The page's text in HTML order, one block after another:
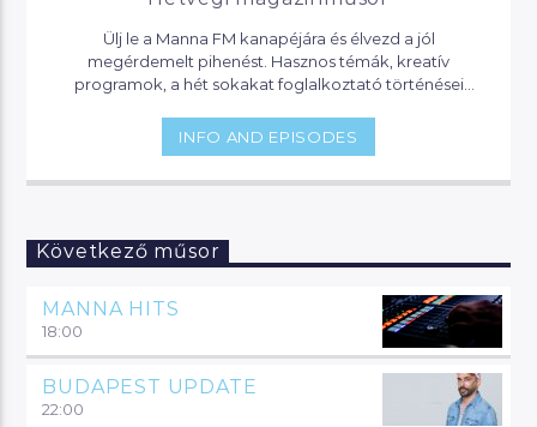
Ülj le a Manna FM kanapéjára és élvezd a jól
megérdemelt pihenést. Hasznos témák, kreatív
programok, a hét sokakat foglalkoztató történései
foglalsz nálunk.
INFO AND EPISODES
Következő műsor
MANNA HITS
18:00
BUDAPEST UPDATE
22:00